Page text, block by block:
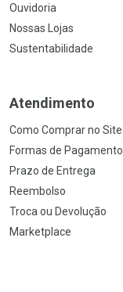
Ouvidoria
Nossas Lojas
Sustentabilidade
Atendimento
Como Comprar no Site
Formas de Pagamento
Prazo de Entrega
Reembolso
Troca ou Devolução
Marketplace